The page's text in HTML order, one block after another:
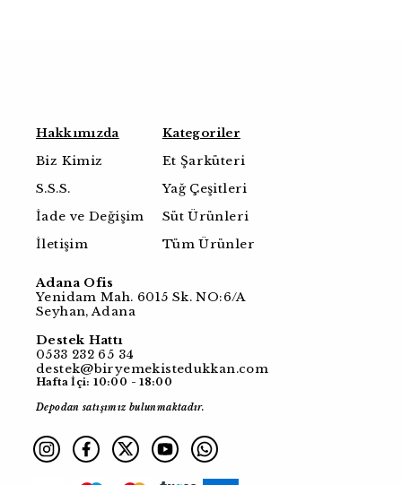
Hakkımızda
Biz Kimiz
S.S.S.
İade ve Değişim
İletişim
Kategoriler
Et Şarküteri
Yağ Çeşitleri
Süt Ürünleri
Tüm Ürünler
Adana Ofis
Yenidam Mah. 6015 Sk. NO:6/A
Seyhan, Adana
Destek Hattı
0533 232 65 34
destek@biryemekistedukkan.com
Hafta İçi: 10:00 - 18:00
Depodan satışımız bulunmaktadır.